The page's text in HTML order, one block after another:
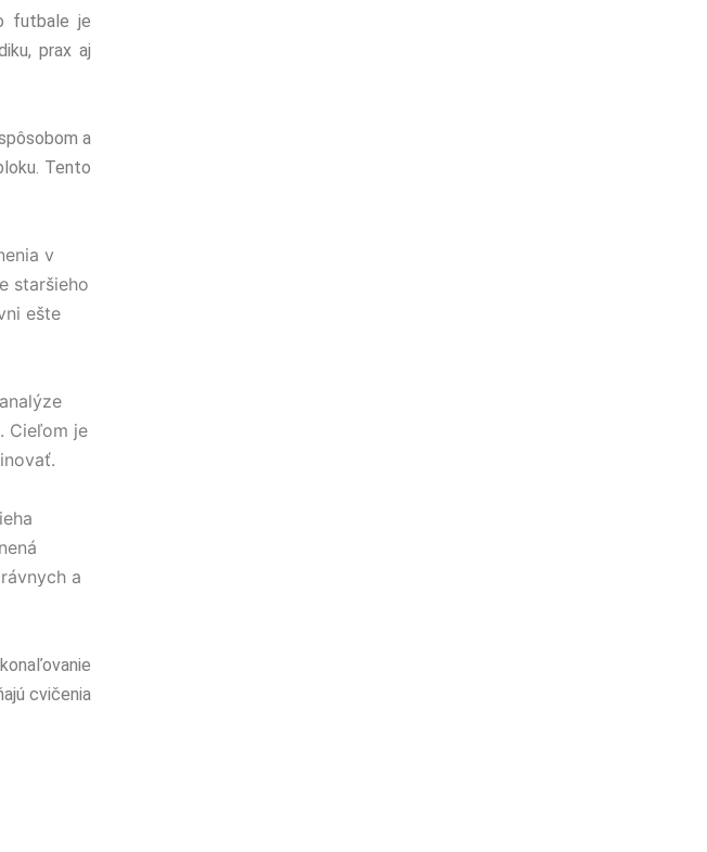
futbale je
prax aj
a
Tento
v
staršieho
ešte
Cieľom je
a
cvičenia